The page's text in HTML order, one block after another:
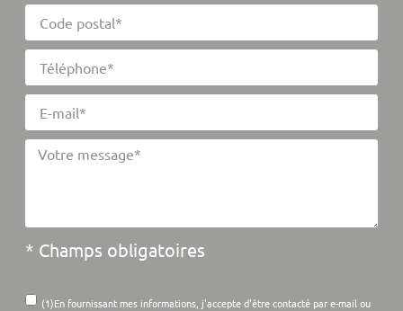
* Champs obligatoires
(1)En fournissant mes informations, j'accepte d'être contacté par e-mail ou